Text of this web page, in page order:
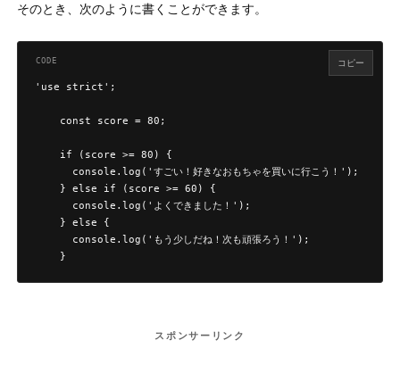
そのとき、次のように書くことができます。
'use strict';
    const score = 80;
    if (score >= 80) {
      console.log('すごい！好きなおもちゃを買いに行こう！');
    } else if (score >= 60) {
      console.log('よくできました！');
    } else {
      console.log('もう少しだね！次も頑張ろう！');
    }
コピー
スポンサーリンク